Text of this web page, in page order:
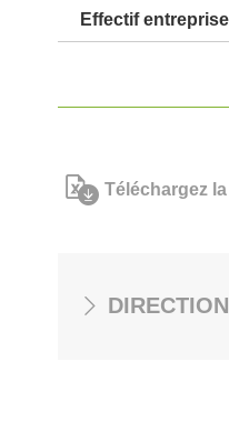
Effectif entreprise
Téléchargez